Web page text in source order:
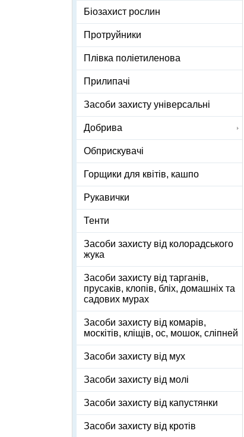
Біозахист рослин
Протруйники
Плівка поліетиленова
Прилипачі
Засоби захисту універсальні
Добрива
Обприскувачі
Горщики для квітів, кашпо
Рукавички
Тенти
Засоби захисту від колорадського
жука
Засоби захисту від тарганів,
прусаків, клопів, бліх, домашніх та
садових мурах
Засоби захисту від комарів,
москітів, кліщів, ос, мошок, сліпней
Засоби захисту від мух
Засоби захисту від молі
Засоби захисту від капустянки
Засоби захисту від кротів